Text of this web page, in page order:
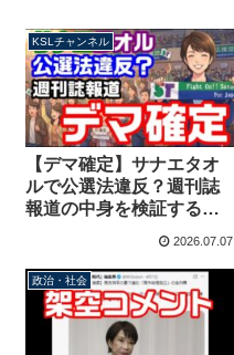
KSLチャンネル
【デマ確定】サナエタオ
ルで公選法違反？週刊誌
報道の中身を検証する
妄想、証拠も傍証もなし
【KSLチャンネル】
2026.07.07
政治・社会